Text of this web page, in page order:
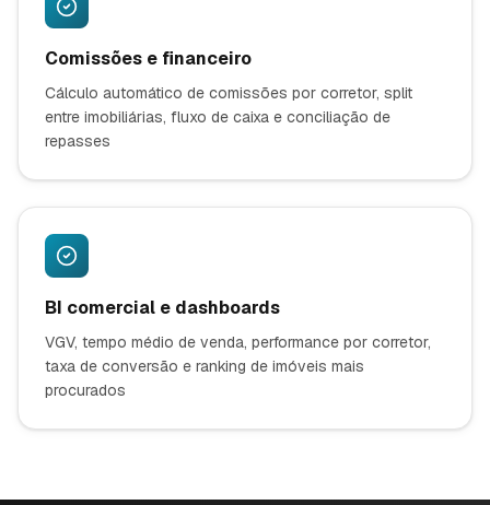
Comissões e financeiro
Cálculo automático de comissões por corretor, split
entre imobiliárias, fluxo de caixa e conciliação de
repasses
BI comercial e dashboards
VGV, tempo médio de venda, performance por corretor,
taxa de conversão e ranking de imóveis mais
procurados